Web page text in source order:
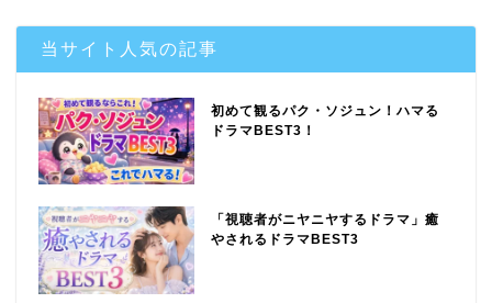
当サイト人気の記事
初めて観るパク・ソジュン！ハマる
ドラマBEST3！
「視聴者がニヤニヤするドラマ」癒
やされるドラマBEST3